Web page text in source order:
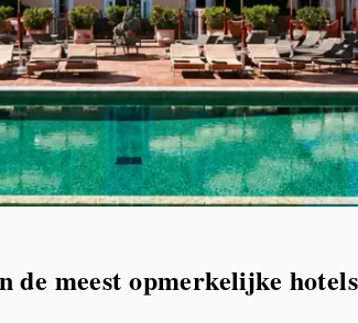
de meest opmerkelijke